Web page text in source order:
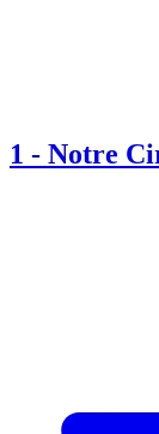
1 - Notre